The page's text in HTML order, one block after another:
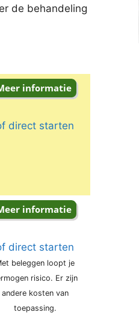
de behandeling
direct starten
direct starten
beleggen loopt je
risico. Er zijn
andere kosten van
toepassing.